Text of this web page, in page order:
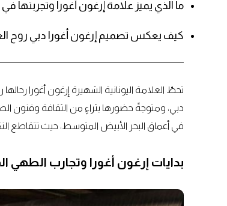
ما الذي يميز علامة إرغون أغورا وتجربتها
كيف يعكس تصميم إرغون أغورا دبي روح
تحطّ العلامة اليونانية الشهيرة إرغون أغورا
دبي، ومتوجةً حضورها بثراءٍ من الثقافة وفنون
في أعماق البحر الأبيض المتوسط، حيث تتقاطع
بدايات إرغون أغورا وتجارب الطهي